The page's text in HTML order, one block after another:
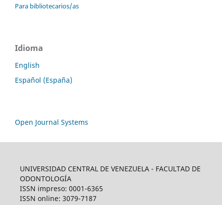
Para bibliotecarios/as
Idioma
English
Español (España)
Open Journal Systems
UNIVERSIDAD CENTRAL DE VENEZUELA - FACULTAD DE
ODONTOLOGÍA
ISSN impreso: 0001-6365
ISSN online: 3079-7187